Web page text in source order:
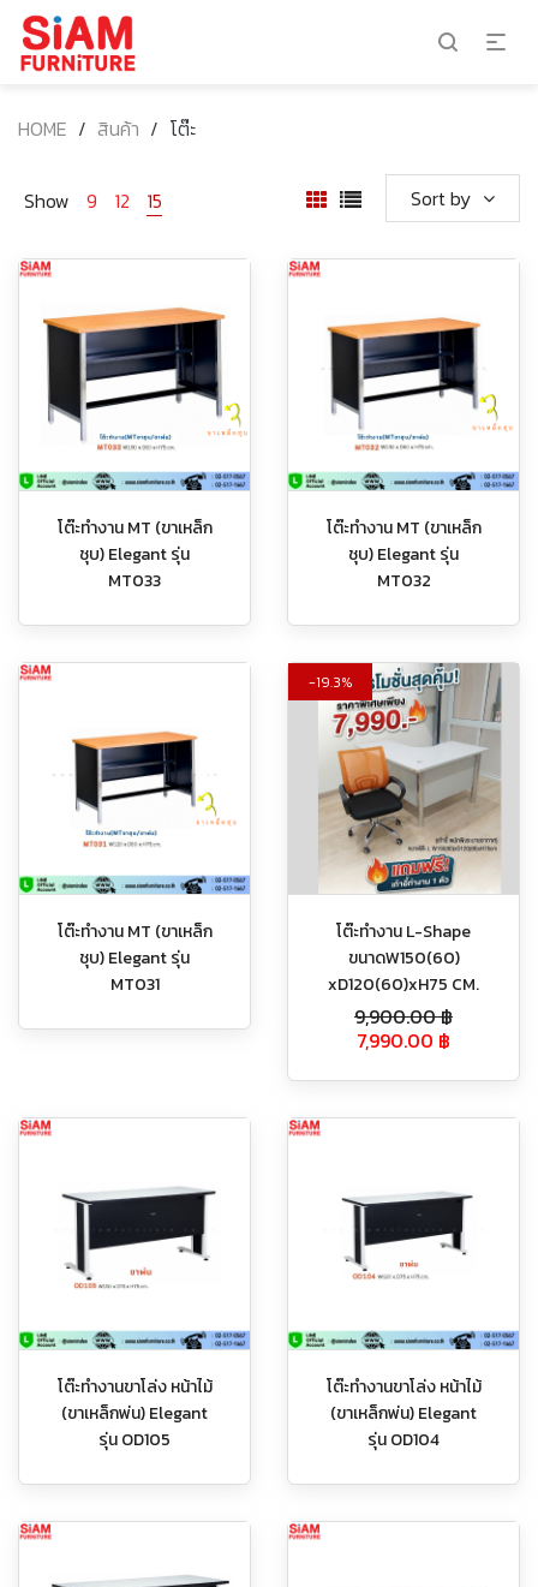
HOME / สินค้า / โต๊ะ
Show 9 12 15 Sort by
โต๊ะทำงาน MT (ขาเหล็ก
ชุบ) Elegant รุ่น
MT033
โต๊ะทำงาน MT (ขาเหล็ก
ชุบ) Elegant รุ่น
MT032
โต๊ะทำงาน MT (ขาเหล็ก
ชุบ) Elegant รุ่น
MT031
19.3%
โต๊ะทำงาน L-Shape
ขนาดW150(60)
xD120(60)xH75 CM.
9,900.00฿
7,990.00 ฿
โต๊ะทำงานขาโล่ง หน้าไม้
(ขาเหล็กพ่น) Elegant
รุ่น OD105
โต๊ะทำงานขาโล่ง หน้าไม้
(ขาเหล็กพ่น) Elegant
รุ่น OD104